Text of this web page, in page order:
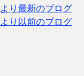
より最新のブログ
より以前のブログ